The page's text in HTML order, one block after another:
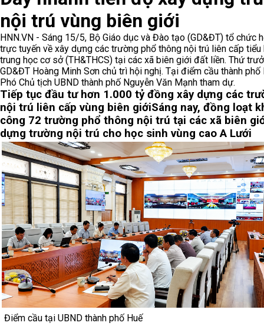
nội trú vùng biên giới
HNN.VN - Sáng 15/5, Bộ Giáo dục và Đào tạo (GD&ĐT) tổ chức
trực tuyến về xây dựng các trường phổ thông nội trú liên cấp tiểu
trung học cơ sở (TH&THCS) tại các xã biên giới đất liền. Thứ
GD&ĐT Hoàng Minh Sơn chủ trì hội nghị. Tại điểm cầu thành phố
Phó Chủ tịch UBND thành phố Nguyễn Văn Mạnh tham dự.
Tiếp tục đầu tư hơn 1.000 tỷ đồng xây dựng các
nội trú liên cấp vùng biên giớiSáng nay, đồng loạt
công 72 trường phổ thông nội trú tại các xã biên
dựng trường nội trú cho học sinh vùng cao A Lưới
Điểm cầu tại UBND thành phố Huế